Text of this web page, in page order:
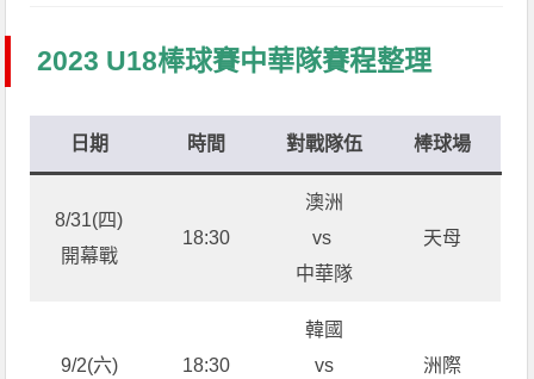
2023 U18棒球賽中華隊賽程整理
日期 時間 對戰隊伍 棒球場
8/31(四)
開幕戰
18:30
澳洲
vs
中華隊
天母
9/2(六) 18:30
韓國
vs
洲際